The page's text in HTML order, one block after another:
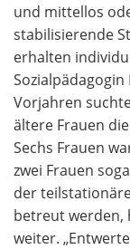
und mittellos
stabilisierende
erhalten
Sozialpädagogin
Vorjahren
ältere Frauen
Sechs Frauen
zwei Frauen
der
betreut werden,
weiter.